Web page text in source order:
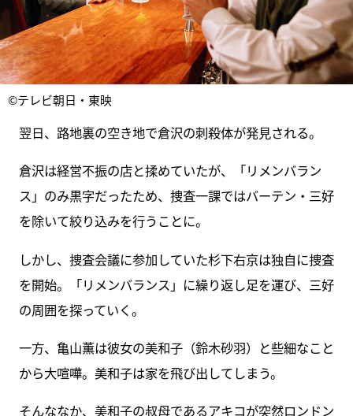
©テレビ朝日・東映
翌日、路地裏の空き地で倉沢の刺殺体が発見される。
倉沢は経営不振の店と揉めていたが、「リメンバラン
ス」のみ黒字だったため、捜査一課ではバーテン・三好
を除いて絞り込みを行うことに。
しかし、捜査会議に参加していた杉下右京は独自に捜査
を開始。「リメンバランス」に繰り返し足を運び、三好
の周囲を探っていく。
一方、亀山薫は彼女の美和子（鈴木砂羽）と些細なこと
から大喧嘩。美和子は家を飛び出してしまう。
そんななか、美和子の叔母であるアキコが突然ロンドン